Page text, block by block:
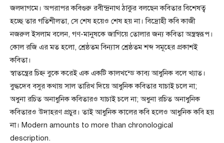
জলদাগমে। অপরাপর কবিগুরু রবীন্দ্রনাথ ঠাকুর বলছেন কবিতার বিশেষত্ব
হচ্ছে তার গতিশীলতা, সে শেষ হয়েও শেষ হয় না। বিদ্রোহী কবি কাজী
নজরুল ইসলাম বলেন, গণ-মানুষকে জাগিয়ে তোলার জন্য কবিতা অস্ত্রস্বরূপ।
কোল রজি এর মত হলো, শ্রেষ্ঠতম বিন্যাস শ্রেষ্ঠতম শব্দ সমূহের প্রকাশই
কবিতা।
স্বাতন্ত্রের চিহ্ন বুকে করেই এক একটি কালখন্ডে কাব্য আধুনিক বলে খ্যাত।
বুদ্ধদেব বসুর কথায় সাল তারিখ দিয়ে আধুনিক কবিতার যাচাই চলে না;
অধুনা রচিত অনাধুনিক কবিতারও যাচাই চলে না; অধুনা রচিত অনাধুনিক
কবিতারও উদাহরণ প্রচুর। তাই আধুনিক কালের কবি হলেও আধুনিক কবি হয়
না। Modern amounts to more than chronological
description.